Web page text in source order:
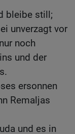
bleibe still;
unverzagt vor
noch
und der
ersonnen
Remaljas
und es in